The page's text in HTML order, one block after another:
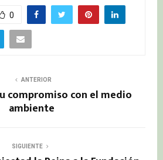
0
ANTERIOR
compromiso con el medio
ambiente
SIGUIENTE